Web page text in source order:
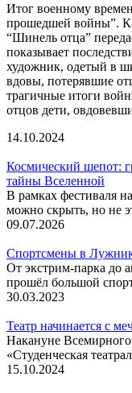
Итог военному
прошедшей войны”.
“Шинель отца”
показывает
художник, одетый в
вдовы, потерявшие
трагичные итоги
отцов дети,
14.10.2024
Космический шепот:
тайны Вселенной
В рамках фестиваля
можно скрыть, но не
09.07.2026
Спортсмены в
От экстрим-парка до
прошёл большой
30.03.2023
Театр начинается с
Накануне
«Студенческая
15.10.2024